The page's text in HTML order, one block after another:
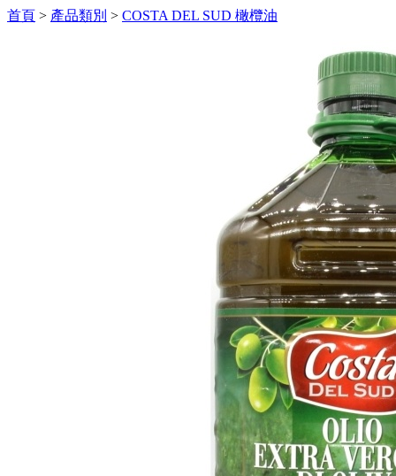
首頁 > 產品類別 > COSTA DEL SUD 橄欖油